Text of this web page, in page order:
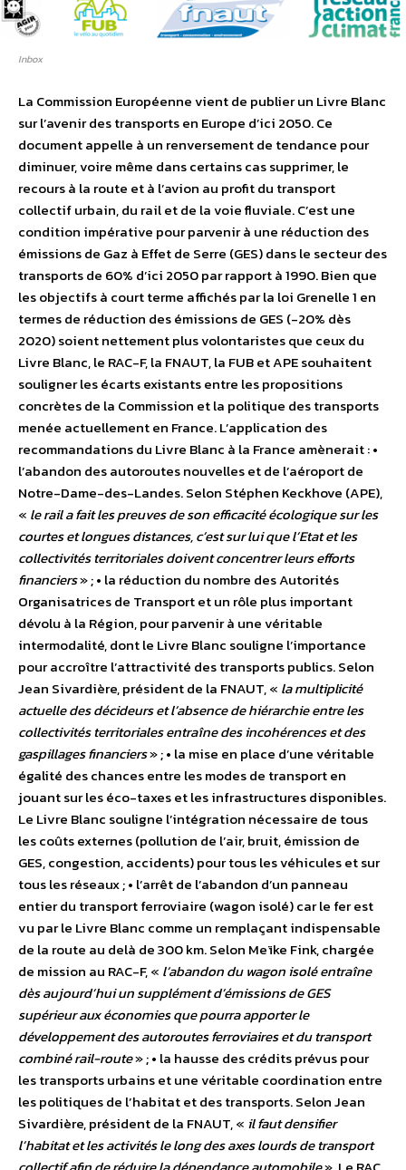
Inbox
La Commission Européenne vient de publier un Livre Blanc
sur l’avenir des transports en Europe d’ici 2050. Ce
document appelle à un renversement de tendance pour
diminuer, voire même dans certains cas supprimer, le
recours à la route et à l’avion au profit du transport
collectif urbain, du rail et de la voie fluviale. C’est une
condition impérative pour parvenir à une réduction des
émissions de Gaz à Effet de Serre (GES) dans le secteur des
transports de 60% d’ici 2050 par rapport à 1990. Bien que
les objectifs à court terme affichés par la loi Grenelle 1 en
termes de réduction des émissions de GES (-20% dès
2020) soient nettement plus volontaristes que ceux du
Livre Blanc, le RAC-F, la FNAUT, la FUB et APE souhaitent
souligner les écarts existants entre les propositions
concrètes de la Commission et la politique des transports
menée actuellement en France. L’application des
recommandations du Livre Blanc à la France amènerait : •
l’abandon des autoroutes nouvelles et de l’aéroport de
Notre-Dame-des-Landes. Selon Stéphen Keckhove (APE),
« le rail a fait les preuves de son efficacité écologique sur les
courtes et longues distances, c’est sur lui que l’Etat et les
collectivités territoriales doivent concentrer leurs efforts
financiers» ; • la réduction du nombre des Autorités
Organisatrices de Transport et un rôle plus important
dévolu à la Région, pour parvenir à une véritable
intermodalité, dont le Livre Blanc souligne l’importance
pour accroître l’attractivité des transports publics. Selon
Jean Sivardière, président de la FNAUT, « la multiplicité
actuelle des décideurs et l’absence de hiérarchie entre les
collectivités territoriales entraîne des incohérences et des
gaspillages financiers» ; • la mise en place d’une véritable
égalité des chances entre les modes de transport en
jouant sur les éco-taxes et les infrastructures disponibles.
Le Livre Blanc souligne l’intégration nécessaire de tous
les coûts externes (pollution de l’air, bruit, émission de
GES, congestion, accidents) pour tous les véhicules et sur
tous les réseaux ; • l’arrêt de l’abandon d’un panneau
entier du transport ferroviaire (wagon isolé) car le fer est
vu par le Livre Blanc comme un remplaçant indispensable
de la route au delà de 300 km. Selon Meïke Fink, chargée
de mission au RAC-F, « l’abandon du wagon isolé entraîne
dès aujourd’hui un supplément d’émissions de GES
supérieur aux économies que pourra apporter le
développement des autoroutes ferroviaires et du transport
combiné rail-route» ; • la hausse des crédits prévus pour
les transports urbains et une véritable coordination entre
les politiques de l’habitat et des transports. Selon Jean
Sivardière, président de la FNAUT, « il faut densifier
l’habitat et les activités le long des axes lourds de transport